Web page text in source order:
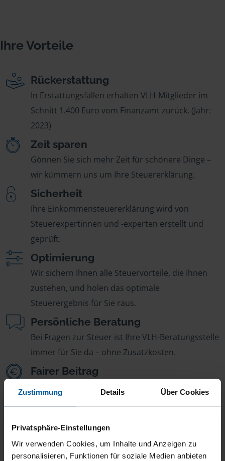
Zustimmung Details Über Cookies
Privatsphäre-Einstellungen
Wir verwenden Cookies, um Inhalte und Anzeigen zu
personalisieren, Funktionen für soziale Medien anbieten
Ihre Vorteile
Rückerstattung
In Erstattungsfällen erhalten VLH-Mitglieder im
Schnitt 1.400 Euro vom Finanzamt zurück. (Jahr:
2023)
Zeit sparen
Gönnen Sie sich mehr Zeit für schönere Dinge –
wir kümmern uns um Ihre Steuererklärung.
Sicherheit
Ihre Einkommensteuererklärung wird von
Steuerexpertinnen und -experten erstellt und
geprüft.
Optimierung
Wir sichern Ihnen alle Steuervorteile, die Ihnen
zustehen, und holen das optimale
Steuerergebnis für Sie raus.
Persönliche Beratung
Bei Fragen zur Steuer ist Ihre VLH-Beratungsstelle
immer für Sie da – ohne Zusatzkosten.
Fairer Beitrag
Sie zahlen für alle unsere Leistungen nur einen